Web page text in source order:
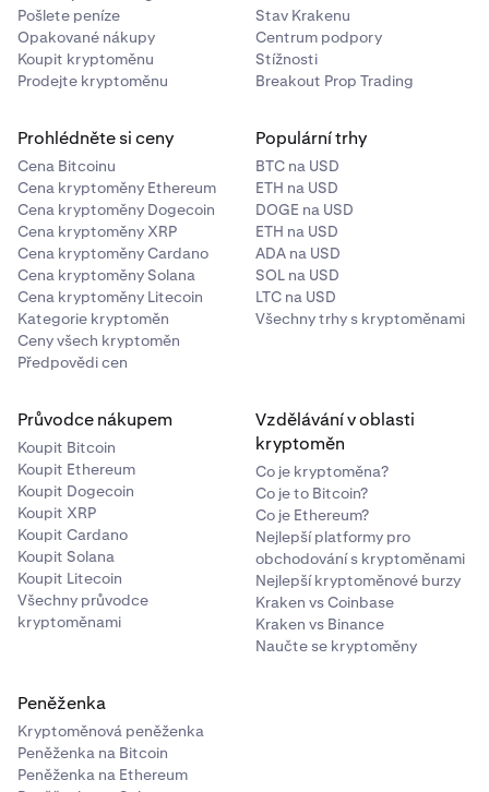
To je vše! Nyní jste zaregistrováni.
Pokud se chcete odhlásit, stačí se jen vrátit k tomu
samému přepínači a vypnout ho.
4
Pečlivě si přečtěte důležité informace. Potvrďte
rozhodnutí klepnutím na tlačítkoPřihlásit se.
Na další obrazovce si přečtěte důležité informace
Pokud souhlasíte, klepněte na možnostChci se
přihlásit.
Pošlete peníze
Opakované nákupy
Koupit kryptoměnu
Prodejte kryptoměnu
Stav Krakenu
Centrum podpory
Stížnosti
Breakout Prop Trading
Prohlédněte si ceny
Cena Bitcoinu
Cena kryptoměny Ethereum
Cena kryptoměny Dogecoin
Cena kryptoměny XRP
Cena kryptoměny Cardano
Cena kryptoměny Solana
Cena kryptoměny Litecoin
Kategorie kryptoměn
Ceny všech kryptoměn
Předpovědi cen
Populární trhy
BTC na USD
ETH na USD
DOGE na USD
ETH na USD
ADA na USD
SOL na USD
LTC na USD
Všechny trhy s kryptoměnami
Průvodce nákupem
Koupit Bitcoin
Koupit Ethereum
Koupit Dogecoin
Koupit XRP
Koupit Cardano
Koupit Solana
Koupit Litecoin
Všechny průvodce
kryptoměnami
Vzdělávání v oblasti
kryptoměn
Co je kryptoměna?
Co je to Bitcoin?
Co je Ethereum?
Nejlepší platformy pro
obchodování s kryptoměnami
Nejlepší kryptoměnové burzy
Kraken vs Coinbase
Kraken vs Binance
Naučte se kryptoměny
Peněženka
Kryptoměnová peněženka
Peněženka na Bitcoin
Peněženka na Ethereum